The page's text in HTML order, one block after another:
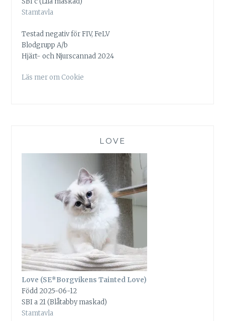
Stamtavla
Testad negativ för FIV, FeLV
Blodgrupp A/b
Hjärt- och Njurscannad 2024
Läs mer om Cookie
LOVE
Love (SE*Borgvikens Tainted Love)
Född 2025-06-12
SBI a 21 (Blåtabby maskad)
Stamtavla